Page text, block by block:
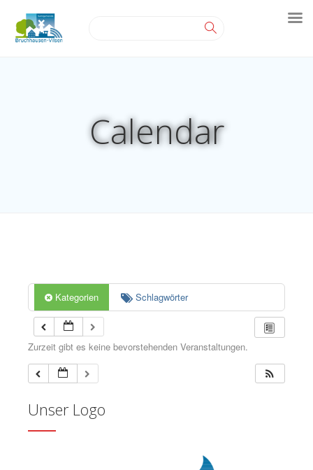
Calendar
Kategorien Schlagwörter
Zurzeit gibt es keine bevorstehenden Veranstaltungen.
Unser Logo